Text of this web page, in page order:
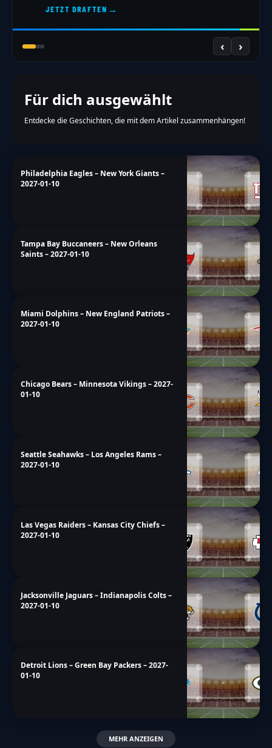
JETZT DRAFTEN
‹ ›
Für dich ausgewählt
Entdecke die Geschichten, die mit dem Artikel zusammenhängen!
Philadelphia Eagles – New York Giants –
2027-01-10
Tampa Bay Buccaneers – New Orleans
Saints – 2027-01-10
Miami Dolphins – New England Patriots –
2027-01-10
Chicago Bears – Minnesota Vikings – 2027-
01-10
Seattle Seahawks – Los Angeles Rams –
2027-01-10
Las Vegas Raiders – Kansas City Chiefs –
2027-01-10
Jacksonville Jaguars – Indianapolis Colts –
2027-01-10
Detroit Lions – Green Bay Packers – 2027-
01-10
MEHR ANZEIGEN